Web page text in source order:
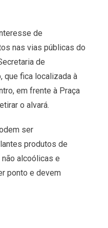
de
nas vias públicas do
de
que fica localizada à
em frente à Praça
o alvará.
ser
produtos de
alcoólicas e
ponto e devem